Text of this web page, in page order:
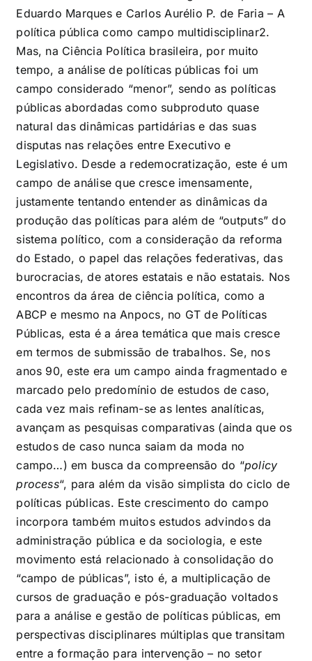
Eduardo Marques e Carlos Aurélio P. de Faria – A
política pública como campo multidisciplinar2.
Mas, na Ciência Política brasileira, por muito
tempo, a análise de políticas públicas foi um
campo considerado “menor”, sendo as políticas
públicas abordadas como subproduto quase
natural das dinâmicas partidárias e das suas
disputas nas relações entre Executivo e
Legislativo. Desde a redemocratização, este é um
campo de análise que cresce imensamente,
justamente tentando entender as dinâmicas da
produção das políticas para além de “outputs” do
sistema político, com a consideração da reforma
do Estado, o papel das relações federativas, das
burocracias, de atores estatais e não estatais. Nos
encontros da área de ciência política, como a
ABCP e mesmo na Anpocs, no GT de Políticas
Públicas, esta é a área temática que mais cresce
em termos de submissão de trabalhos. Se, nos
anos 90, este era um campo ainda fragmentado e
marcado pelo predomínio de estudos de caso,
cada vez mais refinam-se as lentes analíticas,
avançam as pesquisas comparativas (ainda que os
estudos de caso nunca saiam da moda no
campo…) em busca da compreensão do “policy
process“, para além da visão simplista do ciclo de
políticas públicas. Este crescimento do campo
incorpora também muitos estudos advindos da
administração pública e da sociologia, e este
movimento está relacionado à consolidação do
“campo de públicas”, isto é, a multiplicação de
cursos de graduação e pós-graduação voltados
para a análise e gestão de políticas públicas, em
perspectivas disciplinares múltiplas que transitam
entre a formação para intervenção – no setor